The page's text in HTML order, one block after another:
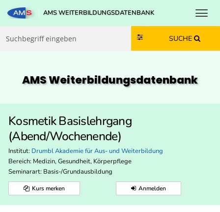
Zum Inhalt springen
Zum Navmenü springen
Zur Suche springen
Zur Footer springen
AMS WEITERBILDUNGSDATENBANK
SUCHE
AMS Weiterbildungs­datenbank
Kosmetik Basislehrgang
(Abend/Wochenende)
Institut: Drumbl Akademie für Aus- und Weiterbildung
Bereich: Medizin, Gesundheit, Körperpflege
Seminarart: Basis-/Grundausbildung
Kurs merken Anmelden